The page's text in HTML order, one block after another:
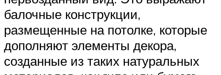
балочные конструкции,
размещенные на потолке, которые
дополняют элементы декора,
созданные из таких натуральных